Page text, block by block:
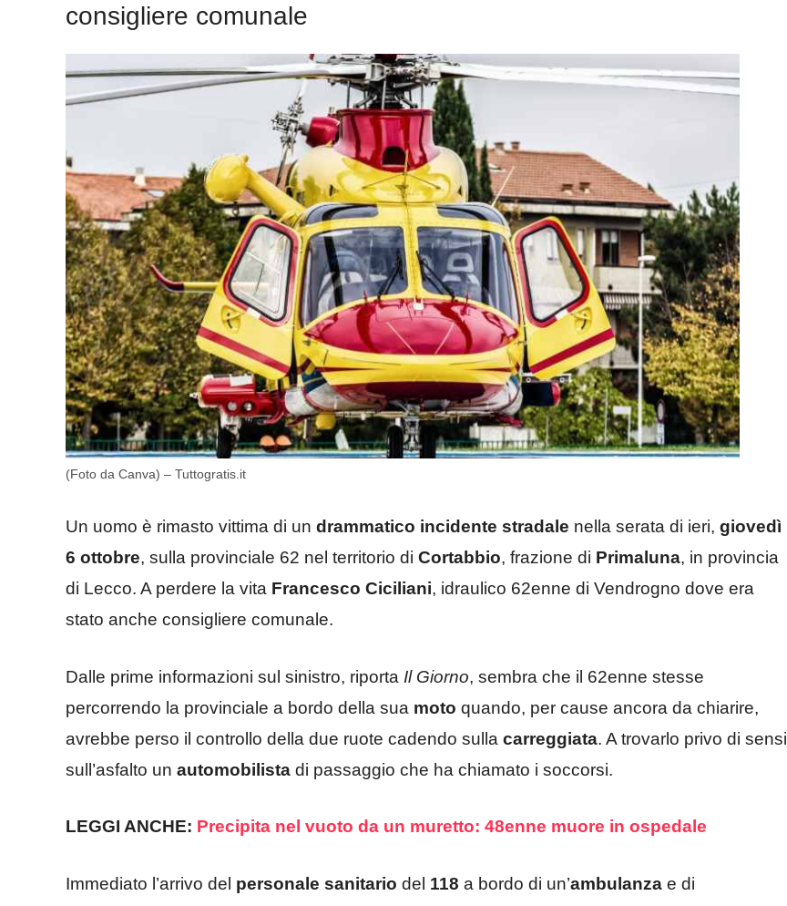
consigliere comunale
(Foto da Canva) – Tuttogratis.it
Un uomo è rimasto vittima di un drammatico incidente stradale nella serata di ieri, giovedì
6 ottobre, sulla provinciale 62 nel territorio di Cortabbio, frazione di Primaluna, in provincia
di Lecco. A perdere la vita Francesco Ciciliani, idraulico 62enne di Vendrogno dove era
stato anche consigliere comunale.
Dalle prime informazioni sul sinistro, riporta Il Giorno, sembra che il 62enne stesse
percorrendo la provinciale a bordo della sua moto quando, per cause ancora da chiarire,
avrebbe perso il controllo della due ruote cadendo sulla carreggiata. A trovarlo privo di sensi
sull’asfalto un automobilista di passaggio che ha chiamato i soccorsi.
LEGGI ANCHE: Precipita nel vuoto da un muretto: 48enne muore in ospedale
Immediato l’arrivo del personale sanitario del 118 a bordo di un’ambulanza e di